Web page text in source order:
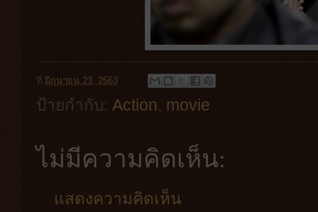
ที่ มิถุนายน 23, 2563
ป้ายกำกับ: Action, movie
ไม่มีความคิดเห็น:
แสดงความคิดเห็น